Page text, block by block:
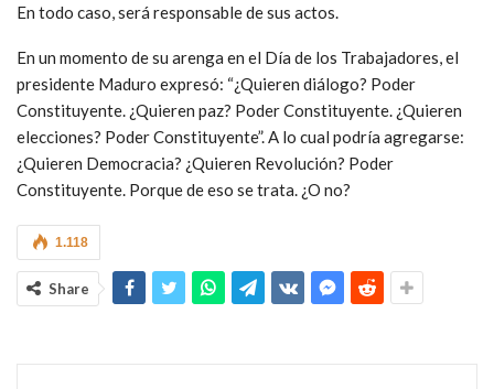
En todo caso, será responsable de sus actos.
En un momento de su arenga en el Día de los Trabajadores, el
presidente Maduro expresó: “¿Quieren diálogo? Poder
Constituyente. ¿Quieren paz? Poder Constituyente. ¿Quieren
elecciones? Poder Constituyente”. A lo cual podría agregarse:
¿Quieren Democracia? ¿Quieren Revolución? Poder
Constituyente. Porque de eso se trata. ¿O no?
1.118
Share